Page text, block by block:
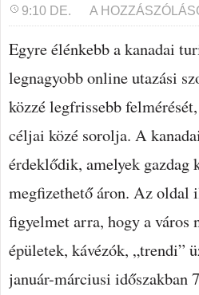
9:10 DE.
DIVATOS
LESZ
BUDAPEST?
A
Egyre élénkebb a kanadai
legnagyobb online utazási
közzé legfrissebb
céljai közé sorolja. A
érdeklődik, amelyek
megfizethető áron. Az oldal
figyelmet arra, hogy a
épületek, kávézók, „trendi”
január-márciusi időszakban